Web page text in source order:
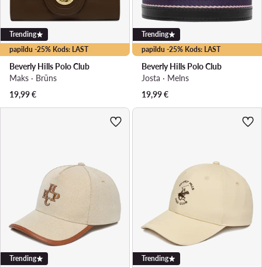
papildu -25% Kods: LAST
Trending
Beverly Hills Polo Club
Maks · Brūns
19,99€
papildu -25% Kods: LAST
Trending
Beverly Hills Polo Club
Josta · Melns
19,99€
Trending Trending